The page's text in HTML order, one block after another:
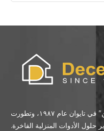
تأسست شركة "ديسمبر صن" في تايوان عام ١٩٨٧، وتطورت
الأدوات المنزلية الفاخرة.